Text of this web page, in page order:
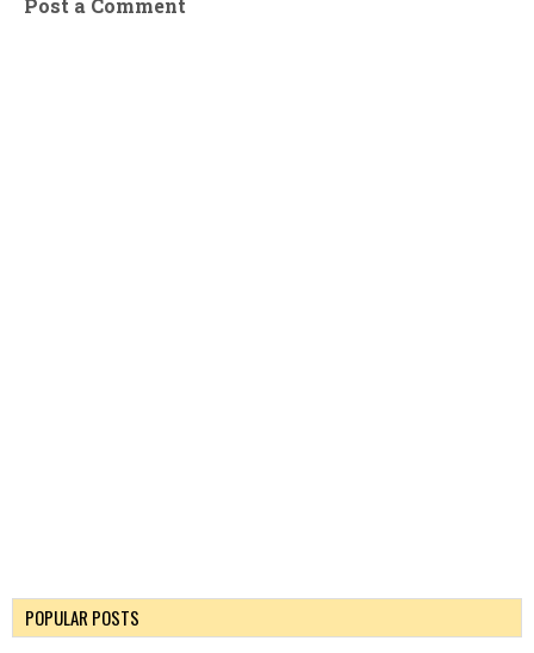
Post a Comment
POPULAR POSTS